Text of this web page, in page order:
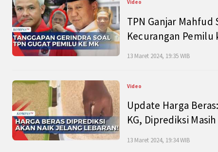
Video
TPN Ganjar Mahfud
Kecurangan Pemilu
13 Maret 2024, 19:35 WIB
Video
Update Harga
KG, Diprediksi
13 Maret 2024, 19:34 WIB